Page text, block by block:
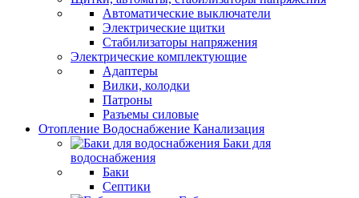
Автоматические выключатели
Электрические щитки
Стабилизаторы напряжения
Электрические комплектующие
Адаптеры
Вилки, колодки
Патроны
Разъемы силовые
Отопление Водоснабжение Канализация
Баки для
водоснабжения
Баки
Септики